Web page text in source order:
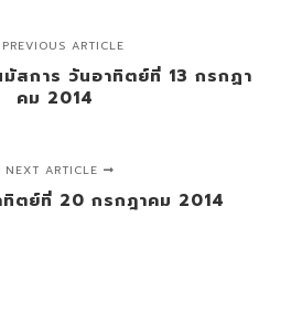
PREVIOUS ARTICLE
สการ วันอาทิตย์ที่ 13 กรกฏา
คม 2014
NEXT ARTICLE
ทิตย์ที่ 20 กรกฎาคม 2014